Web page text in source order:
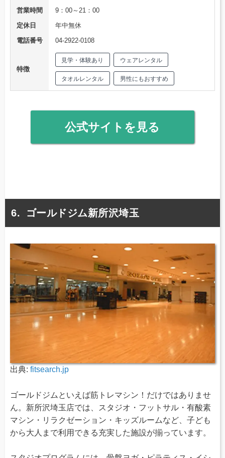
営業時間
9：00～21：00
定休日
年中無休
電話番号
04-2922-0108
特徴
見学・体験あり ウェアレンタル
タオルレンタル 男性にもおすすめ
公式サイトを見る
ゴールドジム新所沢埼玉
出典: fitsearch.jp
ゴールドジムといえば筋トレマシン！だけではありませ
ん。新所沢埼玉店では、スタジオ・フットサル・有酸素
マシン・リラクゼーション・キッズルームなど、子ども
から大人まで利用できる充実した施設が揃っています。